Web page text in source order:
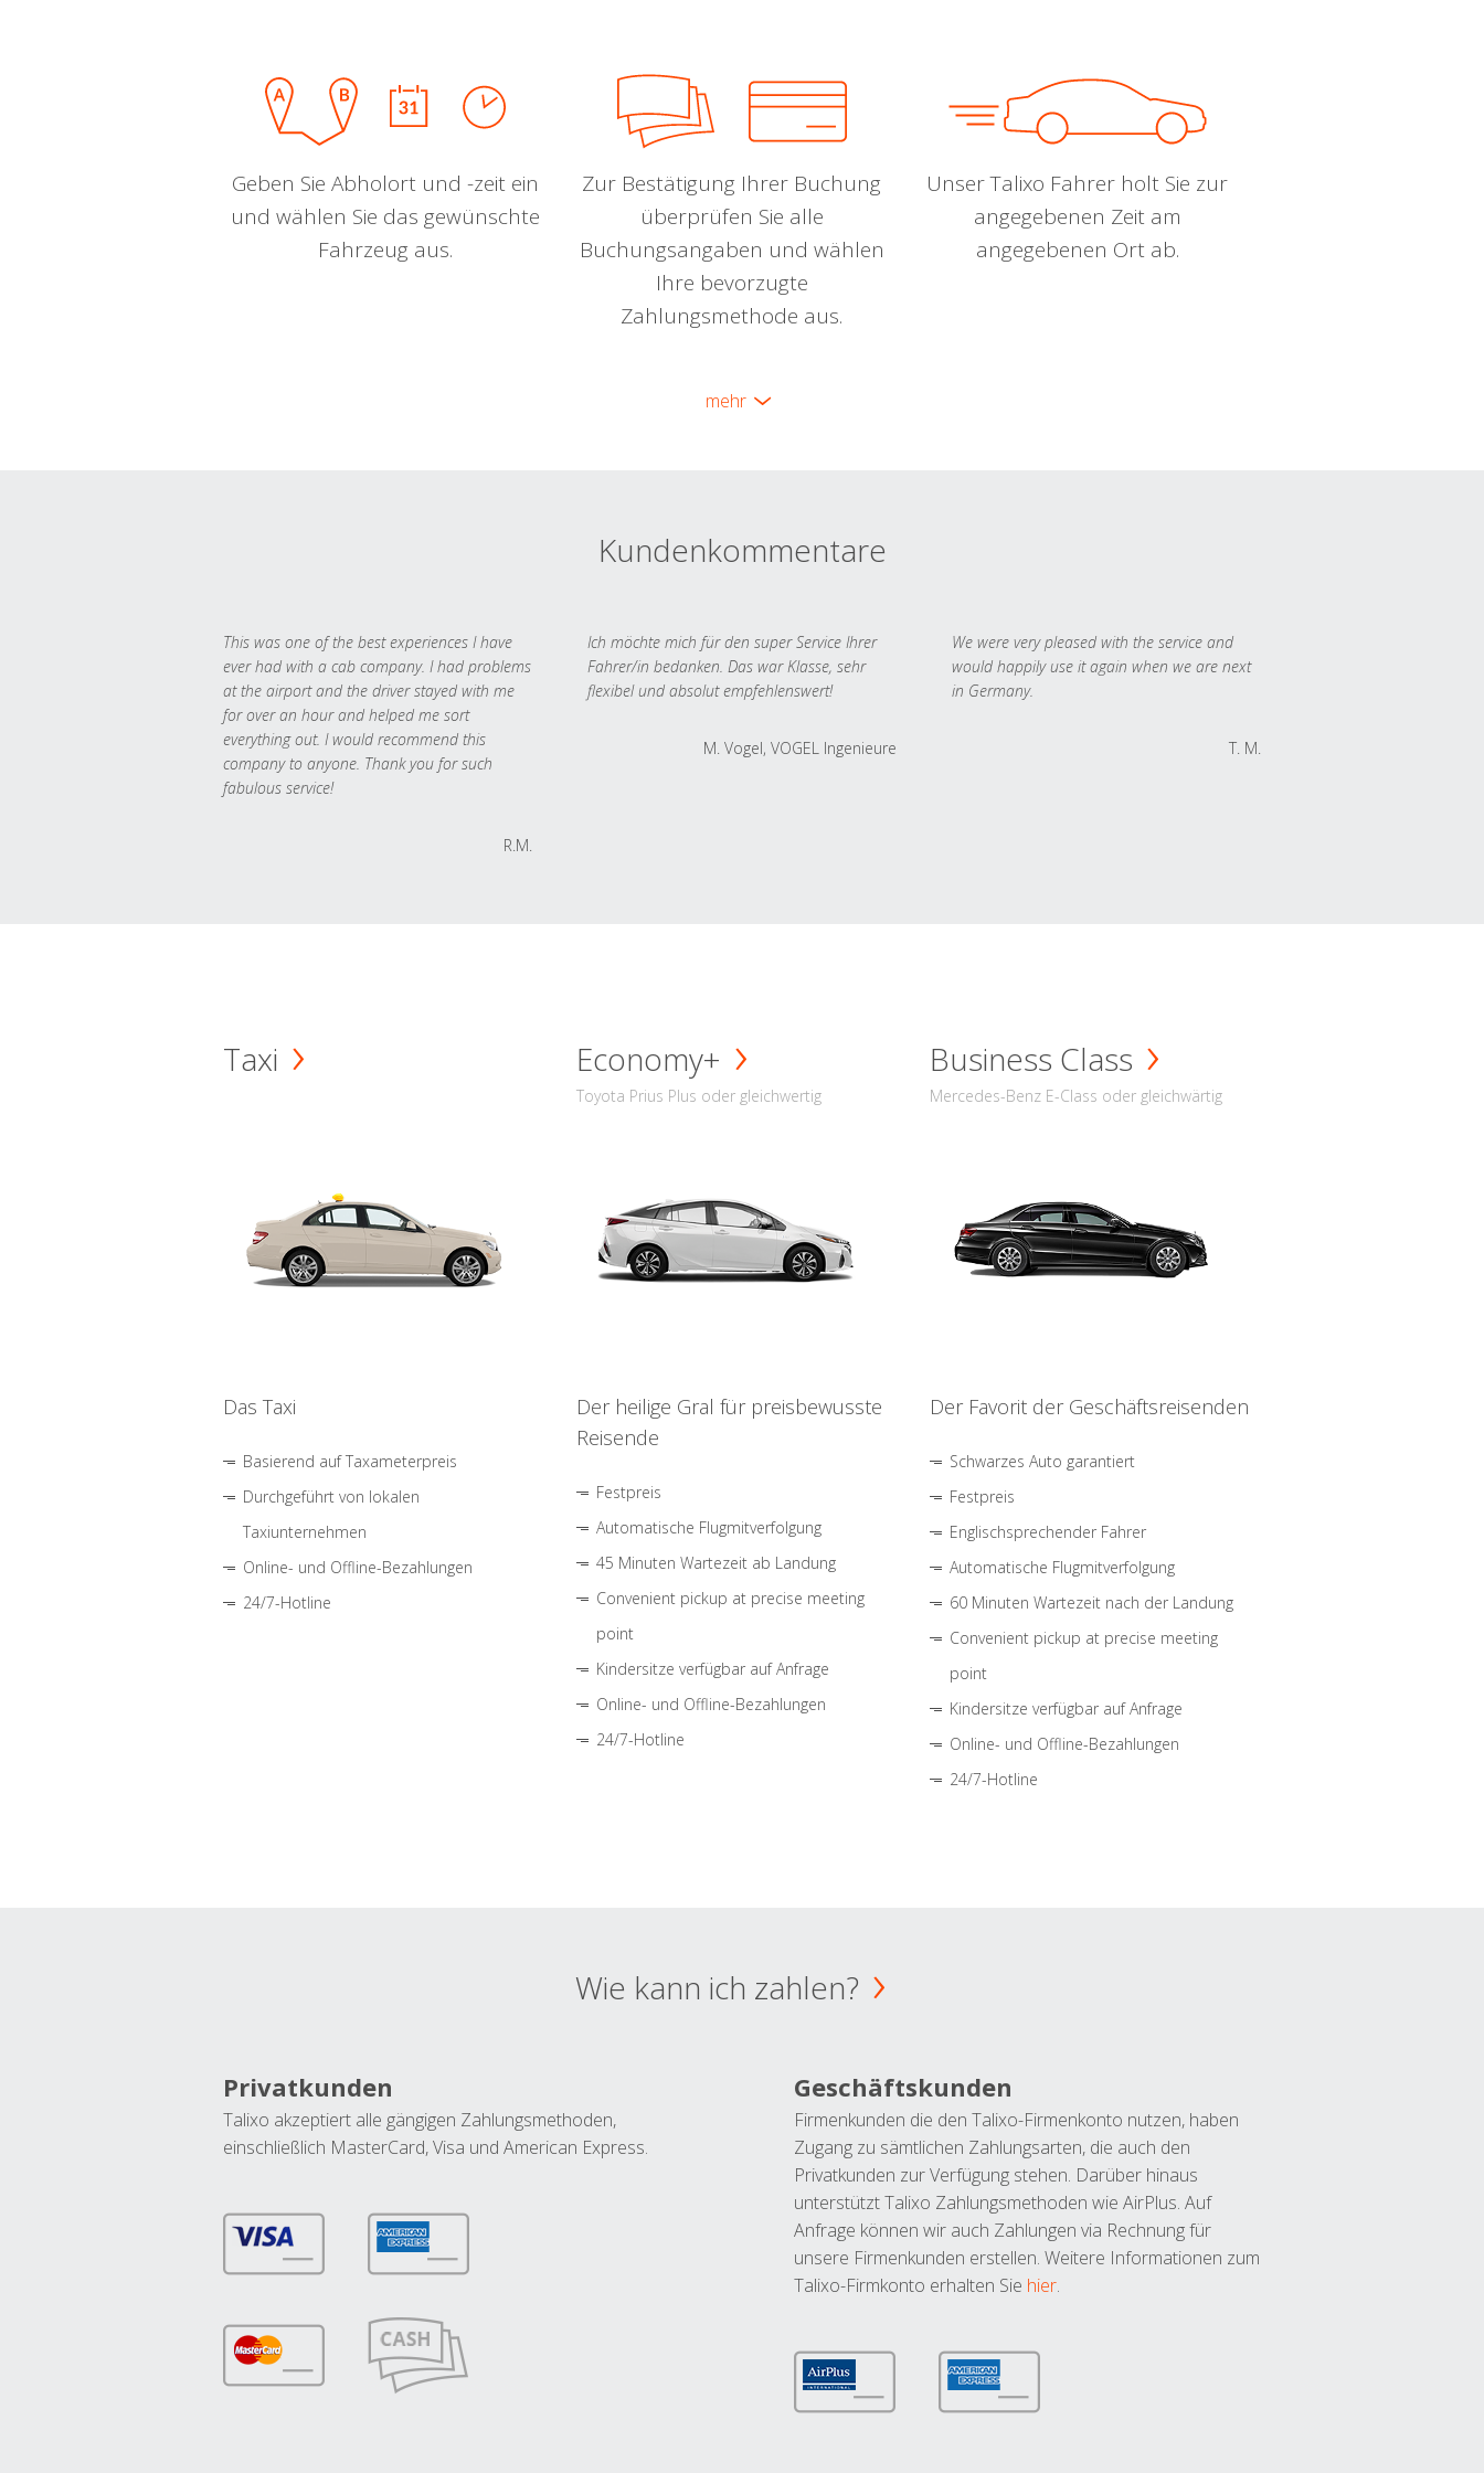
Geben Sie Abholort und -zeit ein
und wählen Sie das gewünschte
Fahrzeug aus.
Zur Bestätigung Ihrer Buchung
überprüfen Sie alle
Buchungsangaben und wählen
Ihre bevorzugte
Zahlungsmethode aus.
Unser Talixo Fahrer holt Sie zur
angegebenen Zeit am
angegebenen Ort ab.
mehr
Kundenkommentare
This was one of the best experiences I have
ever had with a cab company. I had problems
at the airport and the driver stayed with me
for over an hour and helped me sort
everything out. I would recommend this
company to anyone. Thank you for such
fabulous service!
R.M.
Ich möchte mich für den super Service Ihrer
Fahrer/in bedanken. Das war Klasse, sehr
flexibel und absolut empfehlenswert!
M. Vogel, VOGEL Ingenieure
We were very pleased with the service and
would happily use it again when we are next
in Germany.
T. M.
Taxi
Das Taxi
Basierend auf Taxameterpreis
Durchgeführt von lokalen
Taxiunternehmen
Online- und Offline-Bezahlungen
24/7-Hotline
Economy+
Toyota Prius Plus oder gleichwertig
Der heilige Gral für preisbewusste
Reisende
Festpreis
Automatische Flugmitverfolgung
45 Minuten Wartezeit ab Landung
Convenient pickup at precise meeting
point
Kindersitze verfügbar auf Anfrage
Online- und Offline-Bezahlungen
24/7-Hotline
Business Class
Mercedes-Benz E-Class oder gleichwärtig
Der Favorit der Geschäftsreisenden
Schwarzes Auto garantiert
Festpreis
Englischsprechender Fahrer
Automatische Flugmitverfolgung
60 Minuten Wartezeit nach der Landung
Convenient pickup at precise meeting
point
Kindersitze verfügbar auf Anfrage
Online- und Offline-Bezahlungen
24/7-Hotline
Wie kann ich zahlen?
Privatkunden
Talixo akzeptiert alle gängigen Zahlungsmethoden,
einschließlich MasterCard, Visa und American Express.
Geschäftskunden
Firmenkunden die den Talixo-Firmenkonto nutzen, haben
Zugang zu sämtlichen Zahlungsarten, die auch den
Privatkunden zur Verfügung stehen. Darüber hinaus
unterstützt Talixo Zahlungsmethoden wie AirPlus. Auf
Anfrage können wir auch Zahlungen via Rechnung für
unsere Firmenkunden erstellen. Weitere Informationen zum
Talixo-Firmkonto erhalten Sie hier.